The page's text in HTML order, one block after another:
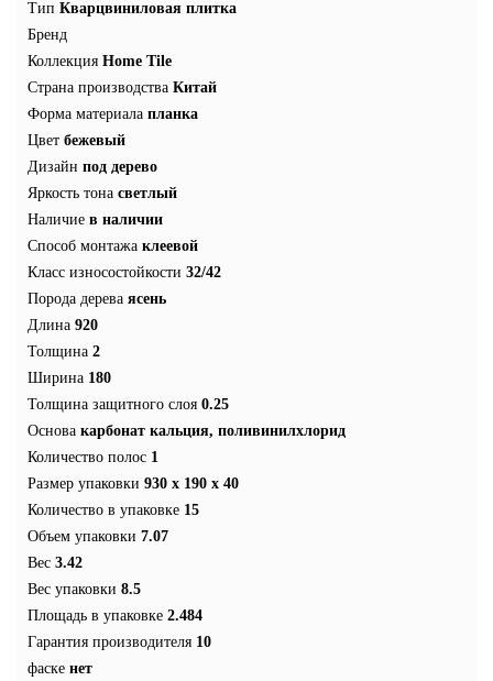
Тип Кварцвиниловая плитка
Бренд
Коллекция Home Tile
Страна производства Китай
Форма материала планка
Цвет бежевый
Дизайн под дерево
Яркость тона светлый
Наличие в наличии
Способ монтажа клеевой
Класс износостойкости 32/42
Порода дерева ясень
Длина 920
Толщина 2
Ширина 180
Толщина защитного слоя 0.25
Основа карбонат кальция, поливинилхлорид
Количество полос 1
Размер упаковки 930 x 190 x 40
Количество в упаковке 15
Объем упаковки 7.07
Вес 3.42
Вес упаковки 8.5
Площадь в упаковке 2.484
Гарантия производителя 10
фаске нет